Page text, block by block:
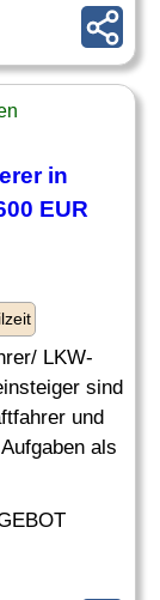
in
EUR
LKW-
sind
und
als